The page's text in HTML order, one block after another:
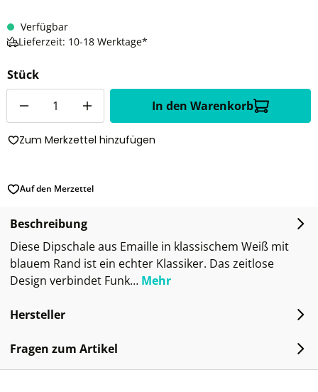
Verfügbar
Lieferzeit: 10-18 Werktage*
Stück
In den Warenkorb
Zum Merkzettel hinzufügen
Auf den Merzettel
Beschreibung
Diese Dipschale aus Emaille in klassischem Weiß mit
blauem Rand ist ein echter Klassiker. Das zeitlose
Design verbindet Funk… Mehr
Hersteller
Fragen zum Artikel